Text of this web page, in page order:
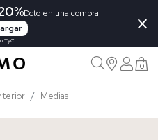
Dcto en una compra
TyC
×
0
Medias